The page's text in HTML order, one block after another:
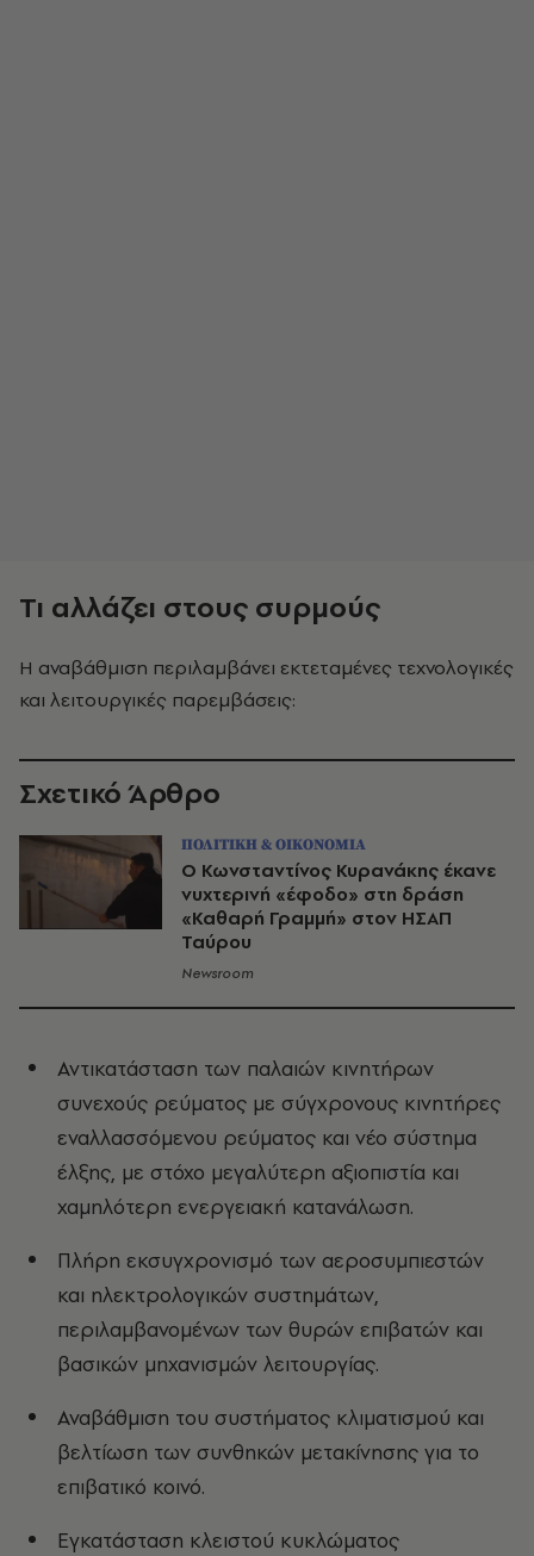
Τι αλλάζει στους συρμούς
Η αναβάθμιση περιλαμβάνει εκτεταμένες τεχνολογικές
και λειτουργικές παρεμβάσεις:
Σχετικό Άρθρο
ΠΟΛΙΤΙΚΗ & ΟΙΚΟΝΟΜΙΑ
Ο Κωνσταντίνος Κυρανάκης έκανε
νυχτερινή «έφοδο» στη δράση
«Καθαρή Γραμμή» στον ΗΣΑΠ
Ταύρου
Newsroom
Αντικατάσταση των παλαιών κινητήρων
συνεχούς ρεύματος με σύγχρονους κινητήρες
εναλλασσόμενου ρεύματος και νέο σύστημα
έλξης, με στόχο μεγαλύτερη αξιοπιστία και
χαμηλότερη ενεργειακή κατανάλωση.
Πλήρη εκσυγχρονισμό των αεροσυμπιεστών
και ηλεκτρολογικών συστημάτων,
περιλαμβανομένων των θυρών επιβατών και
βασικών μηχανισμών λειτουργίας.
Αναβάθμιση του συστήματος κλιματισμού και
βελτίωση των συνθηκών μετακίνησης για το
επιβατικό κοινό.
Εγκατάσταση κλειστού κυκλώματος